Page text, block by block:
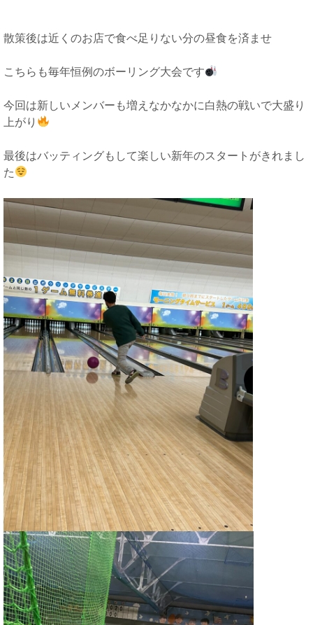
散策後は近くのお店で食べ足りない分の昼食を済ませ
こちらも毎年恒例のボーリング大会です
今回は新しいメンバーも増えなかなかに白熱の戦いで大盛り
上がり
最後はバッティングもして楽しい新年のスタートがきれまし
た